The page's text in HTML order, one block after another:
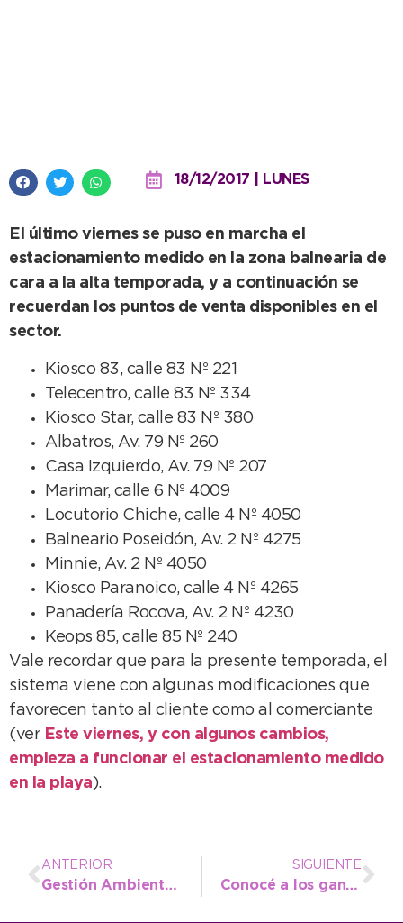
18/12/2017 | LUNES
El último viernes se puso en marcha el
estacionamiento medido en la zona balnearia de
cara a la alta temporada, y a continuación se
recuerdan los puntos de venta disponibles en el
sector.
Kiosco 83, calle 83 Nº 221
Telecentro, calle 83 Nº 334
Kiosco Star, calle 83 Nº 380
Albatros, Av. 79 Nº 260
Casa Izquierdo, Av. 79 Nº 207
Marimar, calle 6 Nº 4009
Locutorio Chiche, calle 4 Nº 4050
Balneario Poseidón, Av. 2 Nº 4275
Minnie, Av. 2 Nº 4050
Kiosco Paranoico, calle 4 Nº 4265
Panadería Rocova, Av. 2 Nº 4230
Keops 85, calle 85 Nº 240
Vale recordar que para la presente temporada, el
sistema viene con algunas modificaciones que
favorecen tanto al cliente como al comerciante
(ver Este viernes, y con algunos cambios,
empieza a funcionar el estacionamiento medido
en la playa).
ANTERIOR
Gestión Ambiental: “Cada uno debe hacerse cargo de sus residuos”
SIGUIENTE
Conocé a los ganadores de los premios “El Filántropo”